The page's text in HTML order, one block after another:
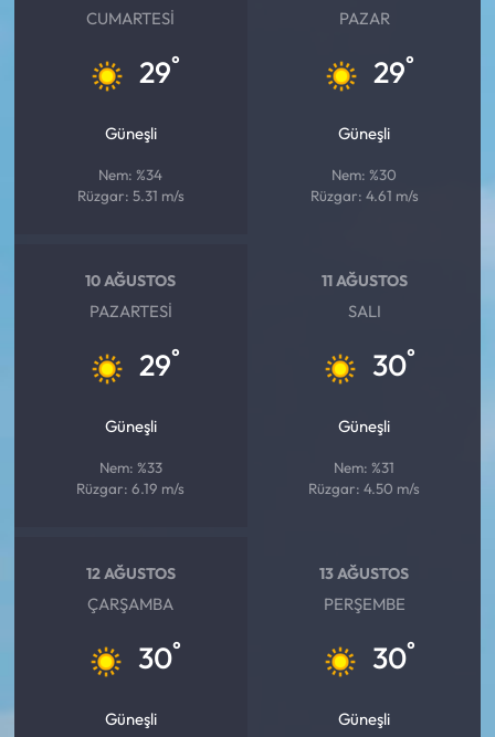
CUMARTESI
29°
Güneşli
Nem: %34
Rüzgar: 5.31 m/s
PAZAR
29°
Güneşli
Nem: %30
Rüzgar: 4.61 m/s
10 AĞUSTOS
PAZARTESI
29°
Güneşli
Nem: %33
Rüzgar: 6.19 m/s
11 AĞUSTOS
SALI
30°
Güneşli
Nem: %31
Rüzgar: 4.50 m/s
12 AĞUSTOS
ÇARŞAMBA
30°
Güneşli
13 AĞUSTOS
PERŞEMBE
30°
Güneşli